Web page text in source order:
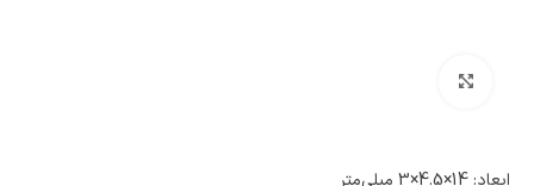
ابعاد: 14×4.5×3 میلی‌متر